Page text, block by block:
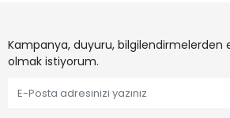
Kampanya, duyuru,
olmak istiyorum.